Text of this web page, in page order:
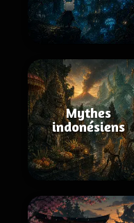
Mythes
indonésiens